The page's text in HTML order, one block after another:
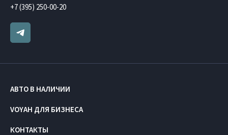
+7 (395) 250-00-20
АВТО В НАЛИЧИИ
VOYAH ДЛЯ БИЗНЕСА
КОНТАКТЫ